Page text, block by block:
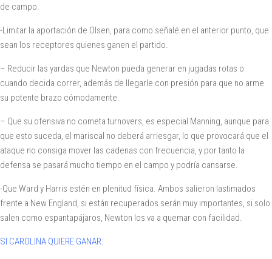
de campo.
-Limitar la aportación de Olsen, para como señalé en el anterior punto, que
sean los receptores quienes ganen el partido.
– Reducir las yardas que Newton pueda generar en jugadas rotas o
cuando decida correr, además de llegarle con presión para que no arme
su potente brazo cómodamente.
– Que su ofensiva no cometa turnovers, es especial Manning, aunque para
que esto suceda, el mariscal no deberá arriesgar, lo que provocará que el
ataque no consiga mover las cadenas con frecuencia, y por tanto la
defensa se pasará mucho tiempo en el campo y podría cansarse.
-Que Ward y Harris estén en plenitud física. Ambos salieron lastimados
frente a New England, si están recuperados serán muy importantes, si solo
salen como espantapájaros, Newton los va a quemar con facilidad.
SI CAROLINA QUIERE GANAR: